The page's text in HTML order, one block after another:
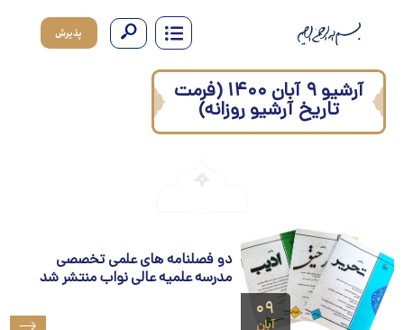
آرشیو ۹ آبان ۱۴۰۰ (فرمت
تاریخ آرشیو روزانه)
۰۹
آبان
دو فصلنامه های علمی تخصصی
مدرسه علمیه عالی نواب منتشر شد